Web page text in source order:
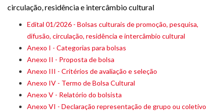
circulação, residência e intercâmbio cultural
Edital 01/2026 - Bolsas culturais de promoção, pesquisa,
difusão, circulação, residência e intercâmbio cultural
Anexo I - Categorias para bolsas
Anexo II - Proposta de bolsa
Anexo III - Critérios de avaliação e seleção
Anexo IV - Termo de Bolsa Cultural
Anexo V - Relatório do bolsista
Anexo VI - Declaração representação de grupo ou coletivo